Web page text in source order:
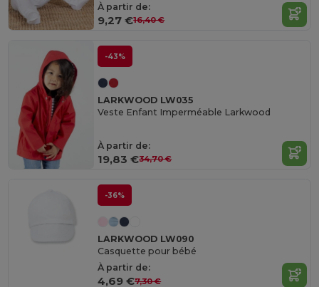
À partir de:
9,27 €16,40 €
-43%
LARKWOOD LW035
Veste Enfant Imperméable Larkwood
À partir de:
19,83 €34,70 €
-36%
LARKWOOD LW090
Casquette pour bébé
À partir de:
4,69 €7,30 €